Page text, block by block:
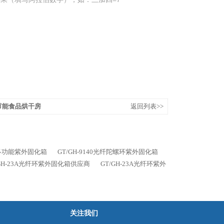
食品烘干房 返回列表>>
能紫外固化箱
GT/GH-9140光纤陀螺环紫外固化箱
23A光纤环紫外固化箱供应商
GT/GH-23A光纤环紫外
关注我们